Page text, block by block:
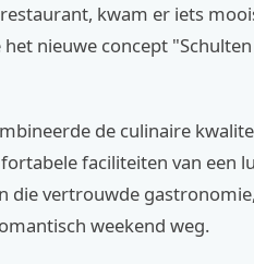
kwam er iets
nieuwe concept
de culinaire
faciliteiten van een
die vertrouwde
weekend weg.